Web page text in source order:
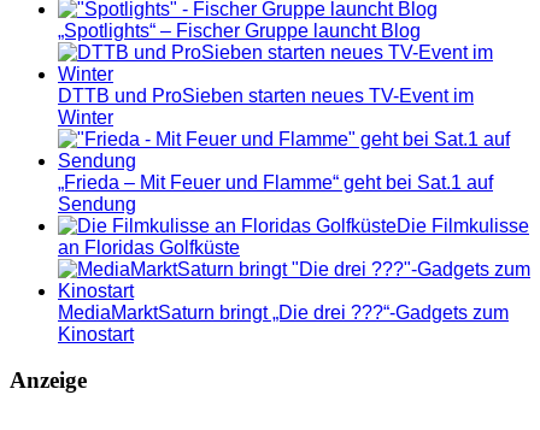
„Spotlights“ – Fischer Gruppe launcht Blog
DTTB und ProSieben starten neues TV-Event im
Winter
„Frieda – Mit Feuer und Flamme“ geht bei Sat.1 auf
Sendung
Die Filmkulisse
an Floridas Golfküste
MediaMarktSaturn bringt „Die drei ???“-Gadgets zum
Kinostart
Anzeige